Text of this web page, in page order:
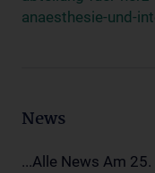
anaesthesie-und-
News
...Alle News Am